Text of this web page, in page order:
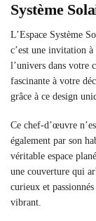
Système
L’Espace Système
c’est une invitation
l’univers dans votre
fascinante à votre
grâce à ce design
Ce chef-d’œuvre
également par son
véritable espace
une couverture qui
curieux et
vibrant.